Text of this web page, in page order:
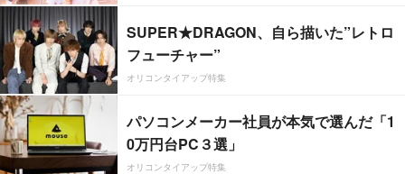
SUPER★DRAGON、自ら描いた”レトロ
フューチャー”
オリコンタイアップ特集
パソコンメーカー社員が本気で選んだ「1
0万円台PC３選」
オリコンタイアップ特集